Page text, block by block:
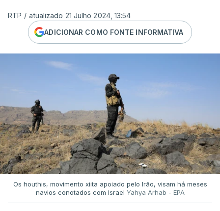
RTP / atualizado 21 Julho 2024, 13:54
ADICIONAR COMO FONTE INFORMATIVA
Os houthis, movimento xiita apoiado pelo Irão, visam há meses
navios conotados com Israel Yahya Arhab - EPA